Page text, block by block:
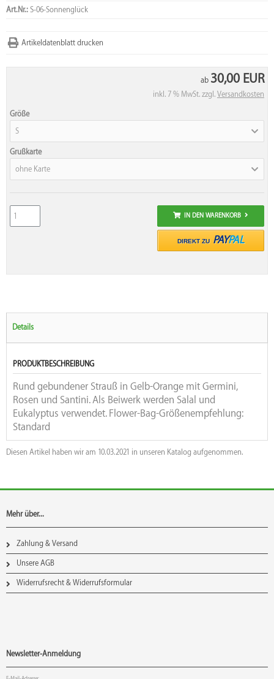
ab 30,00 EUR
inkl. 7 % MwSt. zzgl. Versandkosten
Größe
S
Grußkarte
ohne Karte
IN DEN WARENKORB
DIREKT ZU PAYPAL
Art.Nr.: S-06-Sonnenglück
Artikeldatenblatt drucken
Details
PRODUKTBESCHREIBUNG
Rund gebundener Strauß in Gelb-Orange mit Germini,
Rosen und Santini. Als Beiwerk werden Salal und
Eukalyptus verwendet. Flower-Bag-Größenempfehlung:
Standard
Diesen Artikel haben wir am 10.03.2021 in unseren Katalog aufgenommen.
Mehr über...
Zahlung & Versand
Unsere AGB
Widerrufsrecht & Widerrufsformular
Newsletter-Anmeldung